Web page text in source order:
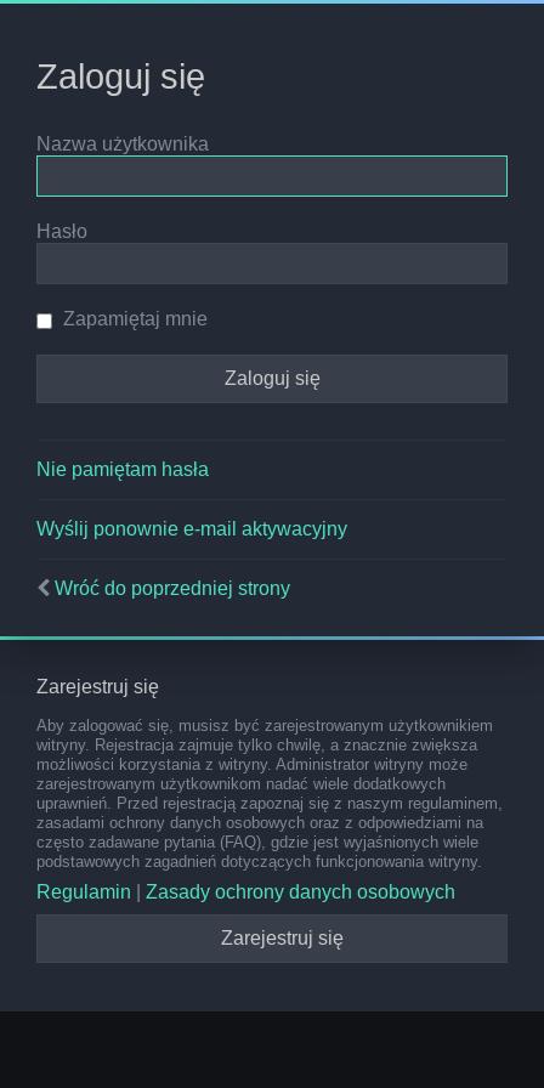
Zaloguj się
Nazwa użytkownika
Hasło
Zapamiętaj mnie
Nie pamiętam hasła
Wyślij ponownie e-mail aktywacyjny
Wróć do poprzedniej strony
Zarejestruj się
Aby zalogować się, musisz być zarejestrowanym użytkownikiem
witryny. Rejestracja zajmuje tylko chwilę, a znacznie zwiększa
możliwości korzystania z witryny. Administrator witryny może
zarejestrowanym użytkownikom nadać wiele dodatkowych
uprawnień. Przed rejestracją zapoznaj się z naszym regulaminem,
zasadami ochrony danych osobowych oraz z odpowiedziami na
często zadawane pytania (FAQ), gdzie jest wyjaśnionych wiele
podstawowych zagadnień dotyczących funkcjonowania witryny.
Regulamin Zasady ochrony danych osobowych
Zarejestruj się